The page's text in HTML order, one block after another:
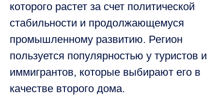
которого растет за счет политической
стабильности и продолжающемуся
промышленному развитию. Регион
пользуется популярностью у туристов и
иммигрантов, которые выбирают его в
качестве второго дома.